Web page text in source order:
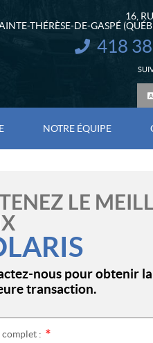
16,
THÉRÈSE-DE-GASPÉ
INFORMATION :
418
NOTRE ÉQUIPE
LE
nous pour obtenir la
transaction.
complet :